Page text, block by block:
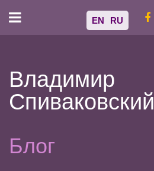
EN RU
Владимир
Спиваковский
Блог